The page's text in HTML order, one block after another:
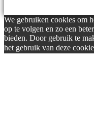
We gebruiken cookies om
op te volgen en zo een
bieden. Door gebruik te
het gebruik van deze